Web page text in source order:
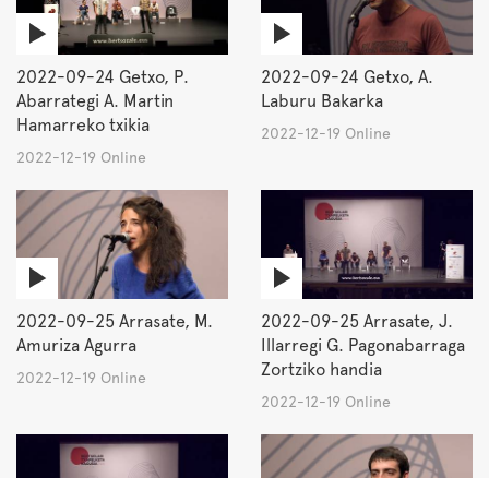
2022-09-24 Getxo, P.
Abarrategi A. Martin
Hamarreko txikia
2022-12-19 Online
2022-09-24 Getxo, A.
Laburu Bakarka
2022-12-19 Online
2022-09-25 Arrasate, M.
Amuriza Agurra
2022-12-19 Online
2022-09-25 Arrasate, J.
Illarregi G. Pagonabarraga
Zortziko handia
2022-12-19 Online